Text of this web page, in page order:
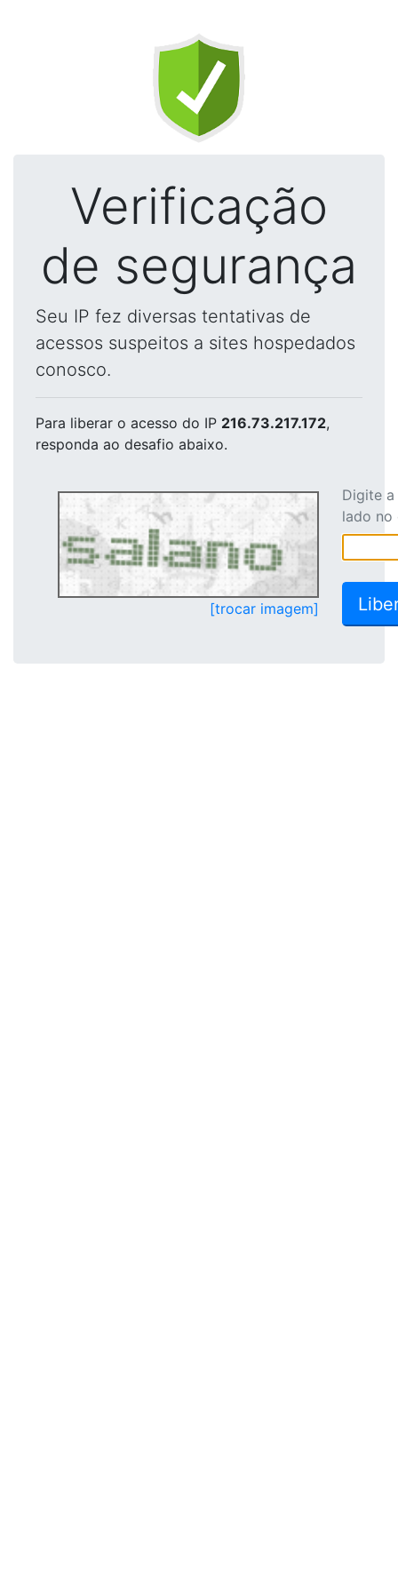
Verificação
de segurança
Seu IP fez diversas tentativas de
acessos suspeitos a sites hospedados
conosco.
Para liberar o acesso do IP 216.73.217.172,
responda ao desafio abaixo.
[trocar imagem]
Digite
lado no